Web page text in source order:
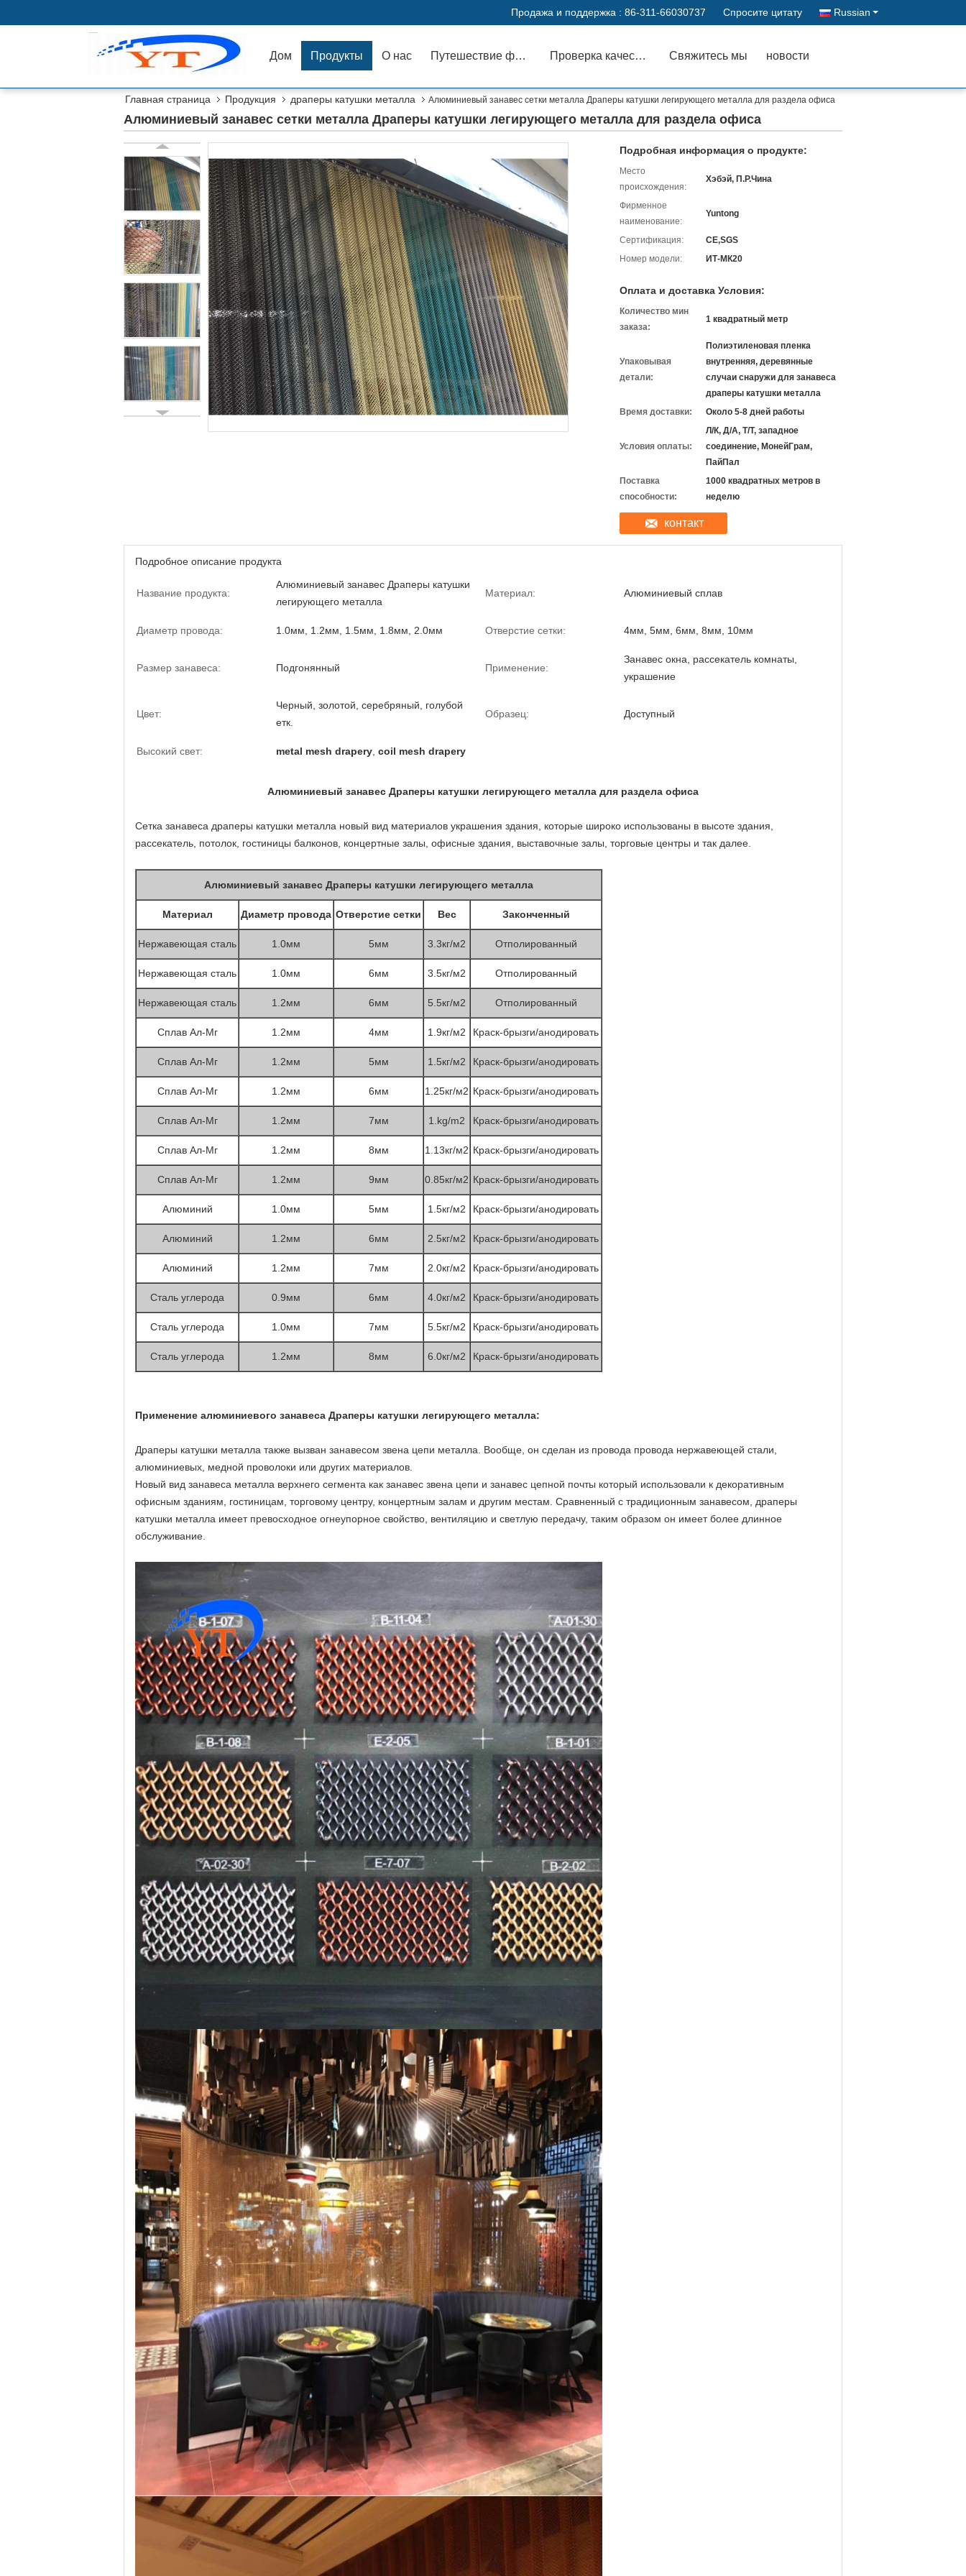
Продажа и поддержка : 86-311-66030737 Спросите цитату Russian
Дом Продукты О нас Путешествие фабрики Проверка качества Свяжитесь мы новости
Главная страница Продукция драперы катушки металла Алюминиевый занавес сетки металла Драперы катушки легирующего металла для раздела офиса
Алюминиевый занавес сетки металла Драперы катушки легирующего металла для раздела офиса
Подробная информация о продукте:
Место
происхождения:
Хэбэй, П.Р.Чина
Фирменное
наименование:
Yuntong
Сертификация:
CE,SGS
Номер модели:
ИТ-МК20
Оплата и доставка Условия:
Количество мин
заказа:
1 квадратный метр
Упаковывая
детали:
Полиэтиленовая пленка
внутренняя, деревянные
случаи снаружи для занавеса
драперы катушки металла
Время доставки:
Около 5-8 дней работы
Условия оплаты:
Л/К, Д/А, Т/Т, западное
соединение, МонейГрам,
ПайПал
Поставка
способности:
1000 квадратных метров в
неделю
контакт
Подробное описание продукта
Название продукта:
Алюминиевый занавес Драперы катушки
легирующего металла
Материал: Алюминиевый сплав
Диаметр провода: 1.0мм, 1.2мм, 1.5мм, 1.8мм, 2.0мм Отверстие сетки: 4мм, 5мм, 6мм, 8мм, 10мм
Размер занавеса: Подгонянный Применение:
Занавес окна, рассекатель комнаты,
украшение
Цвет:
Черный, золотой, серебряный, голубой
етк.
Образец: Доступный
Высокий свет: metal mesh drapery coil mesh drapery
Алюминиевый занавес Драперы катушки легирующего металла для раздела офиса
Сетка занавеса драперы катушки металла новый вид материалов украшения здания, которые широко использованы в высоте здания,
рассекатель, потолок, гостиницы балконов, концертные залы, офисные здания, выставочные залы, торговые центры и так далее.
Алюминиевый занавес Драперы катушки легирующего металла
Материал Диаметр провода Отверстие сетки Вес Законченный
Нержавеющая сталь 1.0мм 5мм 3.3кг/м2 Отполированный
Нержавеющая сталь 1.0мм 6мм 3.5кг/м2 Отполированный
Нержавеющая сталь 1.2мм 6мм 5.5кг/м2 Отполированный
Сплав Ал-Мг 1.2мм 4мм 1.9кг/м2 Краск-брызги/анодировать
Сплав Ал-Мг 1.2мм 5мм 1.5кг/м2 Краск-брызги/анодировать
Сплав Ал-Мг 1.2мм 6мм 1.25кг/м2 Краск-брызги/анодировать
Сплав Ал-Мг 1.2мм 7мм 1.kg/m2 Краск-брызги/анодировать
Сплав Ал-Мг 1.2мм 8мм 1.13кг/м2 Краск-брызги/анодировать
Сплав Ал-Мг 1.2мм 9мм 0.85кг/м2 Краск-брызги/анодировать
Алюминий 1.0мм 5мм 1.5кг/м2 Краск-брызги/анодировать
Алюминий 1.2мм 6мм 2.5кг/м2 Краск-брызги/анодировать
Алюминий 1.2мм 7мм 2.0кг/м2 Краск-брызги/анодировать
Сталь углерода 0.9мм 6мм 4.0кг/м2 Краск-брызги/анодировать
Сталь углерода 1.0мм 7мм 5.5кг/м2 Краск-брызги/анодировать
Сталь углерода 1.2мм 8мм 6.0кг/м2 Краск-брызги/анодировать
Применение алюминиевого занавеса Драперы катушки легирующего металла:
Драперы катушки металла также вызван занавесом звена цепи металла. Вообще, он сделан из провода провода нержавеющей стали,
алюминиевых, медной проволоки или других материалов.
Новый вид занавеса металла верхнего сегмента как занавес звена цепи и занавес цепной почты который использовали к декоративным
офисным зданиям, гостиницам, торговому центру, концертным залам и другим местам. Сравненный с традиционным занавесом, драперы
катушки металла имеет превосходное огнеупорное свойство, вентиляцию и светлую передачу, таким образом он имеет более длинное
обслуживание.